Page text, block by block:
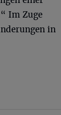
Im Zuge
in